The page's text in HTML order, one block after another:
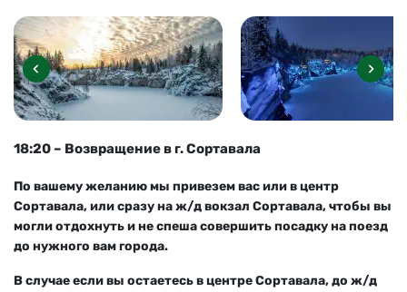
18:20 – Возвращение в г. Сортавала
По вашему желанию мы привезем вас или в центр
Сортавала, или сразу на ж/д вокзал Сортавала, чтобы вы
могли отдохнуть и не спеша совершить посадку на поезд
до нужного вам города.
В случае если вы остаетесь в центре Сортавала, до ж/д